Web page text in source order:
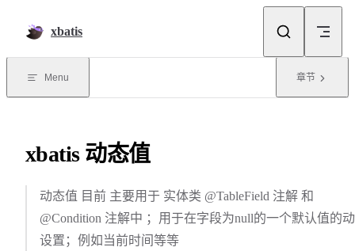
xbatis
Menu 章节
xbatis 动态值
动态值 目前 主要用于 实体类 @TableField 注解 和
@Condition 注解中 ；用于在字段为null的一个默认值的
设置；例如当前时间等等